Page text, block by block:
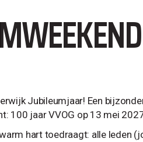
Jubileumjaar! Een
100 jaar VVOG op 13 mei
hart toedraagt: alle leden